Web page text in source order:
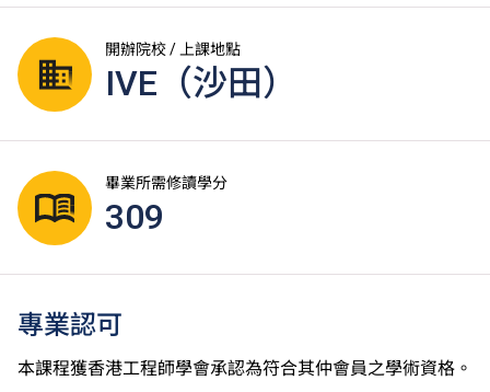
開辦院校 / 上課地點
IVE（沙田）
畢業所需修讀學分
309
專業認可
本課程獲香港工程師學會承認為符合其仲會員之學術資格。